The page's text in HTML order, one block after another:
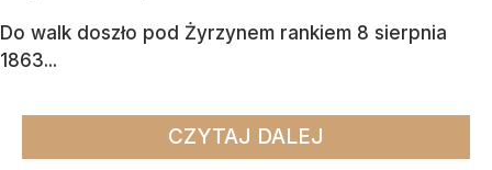
Do walk doszło pod Żyrzynem rankiem 8 sierpnia
1863...
CZYTAJ DALEJ